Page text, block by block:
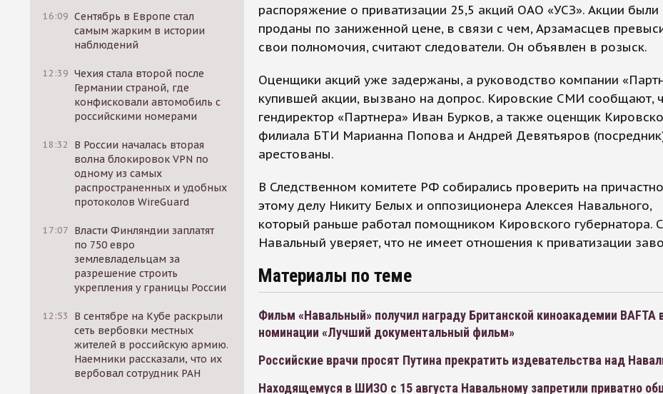
16:09 Сентябрь в Европе стал
самым жарким в истории
наблюдений
12:39 Чехия стала второй после
Германии страной, где
конфисковали автомобиль с
российскими номерами
18:32
В России началась вторая
волна блокировок VPN по
одному из самых
распространенных и удобных
протоколов WireGuard
17:07 Власти Финляндии заплатят
по 750 евро
землевладельцам за
разрешение строить
укрепления у границы России
12:53
В сентябре на Кубе раскрыли
сеть вербовки местных
жителей в российскую армию.
Наемники рассказали, что их
вербовал сотрудник РАН
распоряжение о приватизации 25,5 акций ОАО «УСЗ». Акции были
проданы по заниженной цене, в связи с чем, Арзамасцев
свои полномочия, считают следователи. Он объявлен в розыск.
Оценщики акций уже задержаны, а руководство компании
купившей акции, вызвано на допрос. Кировские СМИ сообщают,
гендиректор «Партнера» Иван Бурков, а также оценщик
филиала БТИ Марианна Попова и Андрей Девятьяров
арестованы.
В Следственном комитете РФ собирались проверить на
этому делу Никиту Белых и оппозиционера Алексея Навального,
который раньше работал помощником Кировского губернатора.
Навальный уверяет, что не имеет отношения к приватизации
Материалы по теме
Фильм «Навальный» получил награду Британской киноакадемии BAFTA
номинации «Лучший документальный фильм»
Российские врачи просят Путина прекратить издевательства над
Находящемуся в ШИЗО с 15 августа Навальному запретили приватно